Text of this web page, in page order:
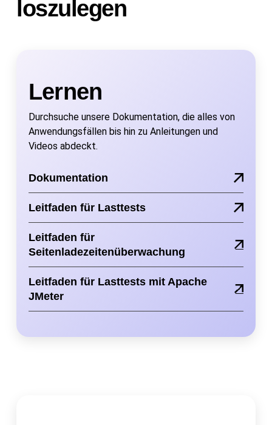
loszulegen
Lernen
Durchsuche unsere Dokumentation, die alles von
Anwendungsfällen bis hin zu Anleitungen und
Videos abdeckt.
Dokumentation
Leitfaden für Lasttests
Leitfaden für
Seitenladezeitenüberwachung
Leitfaden für Lasttests mit Apache
JMeter